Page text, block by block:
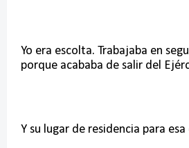
Yo era escolta. Trabajaba en
porque acababa de salir del
Y su lugar de residencia para